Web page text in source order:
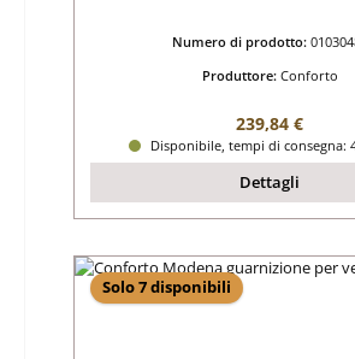
Numero di prodotto:
Produttore: Conforto
Prezzo normale:
239,84 €
Disponibile, tempi di consegna:
Dettagli
Solo 7 disponibili